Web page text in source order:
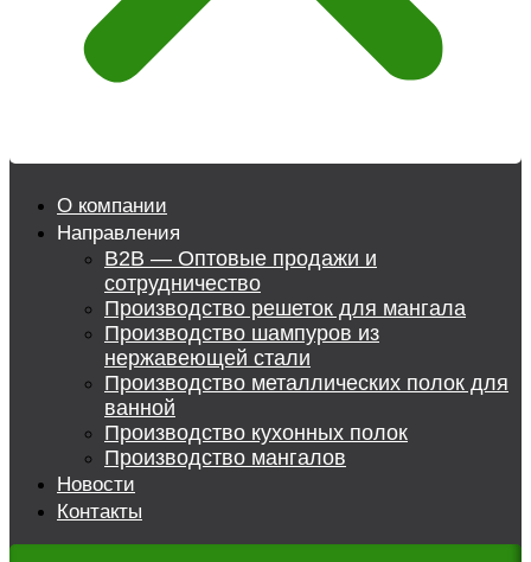
О компании
Направления
B2B — Оптовые продажи и
сотрудничество
Производство решеток для мангала
Производство шампуров из
нержавеющей стали
Производство металлических полок для
ванной
Производство кухонных полок
Производство мангалов
Новости
Контакты